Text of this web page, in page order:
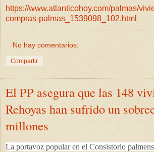
https://www.atlanticohoy.com/palmas/
compras-palmas_1539098_102.html
No hay comentarios:
Compartir
El PP asegura que las 148
Rehoyas han sufrido un
millones
La portavoz popular en el Consistorio